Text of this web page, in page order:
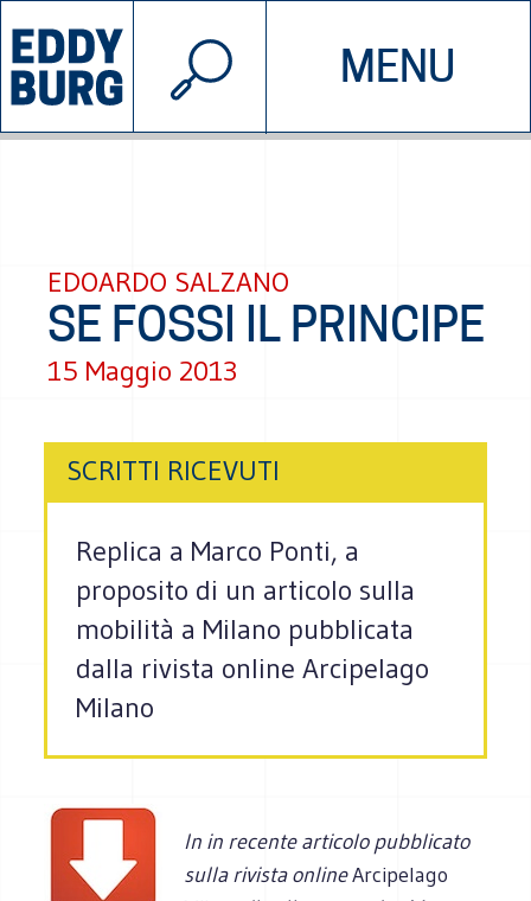
MENU
INIZIATIVE CHI SIAMO
© 2026 EDDYBURG
EDOARDO SALZANO
SE FOSSI IL PRINCIPE
15 Maggio 2013
SCRITTI RICEVUTI
Replica a Marco Ponti, a
proposito di un articolo sulla
mobilità a Milano pubblicata
dalla rivista online Arcipelago
Milano
In in recente articolo pubblicato
sulla rivista onlineArcipelago